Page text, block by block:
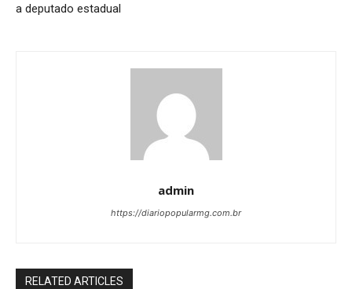
a deputado estadual
admin
https://diariopopularmg.com.br
RELATED ARTICLES